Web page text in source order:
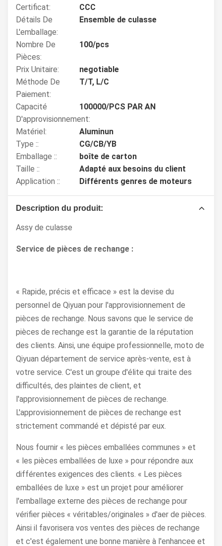
Certificat:
CCC
Détails De
L'emballage:
Ensemble de culasse
Nombre De
Pièces:
100/pcs
Prix Unitaire:
negotiable
Méthode De
Paiement:
T/T, L/C
Capacité
D'approvisionnement:
100000/PCS PAR AN
Matériel:
Aluminun
Type ::
CG/CB/YB
Emballage ::
boîte de carton
Taille ::
Adapté aux besoins du client
Application ::
Différents genres de moteurs
Description du produit:
Assy de culasse
Service de pièces de rechange :
« Rapide, précis et efficace » est la devise du
personnel de Qiyuan pour l'approvisionnement de
pièces de rechange. Nous savons que le service de
pièces de rechange est la garantie de la réputation
des clients. Ainsi, une équipe professionnelle, moto de
Qiyuan département de service après-vente, est à
votre service. C'est un groupe d'élite qui traite des
difficultés, des plaintes de client, et
l'approvisionnement de pièces de rechange.
L'approvisionnement de pièces de rechange est
strictement commandé et dépisté par eux.
Nous fournir « les pièces emballées communes » et
« les pièces emballées de luxe » pour répondre aux
différentes exigences des clients. « Les pièces
emballées de luxe » est un projet pour améliorer
l'emballage externe des pièces de rechange pour
vérifier pièces « véritables/originales » d'aer de pièces.
Ainsi il favorisera vos ventes des pièces de rechange
et c'est également une bonne manière à l'enhancee et